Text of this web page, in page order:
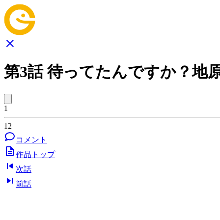
第3話 待ってたんですか？地
1
12
コメント
作品トップ
次話
前話